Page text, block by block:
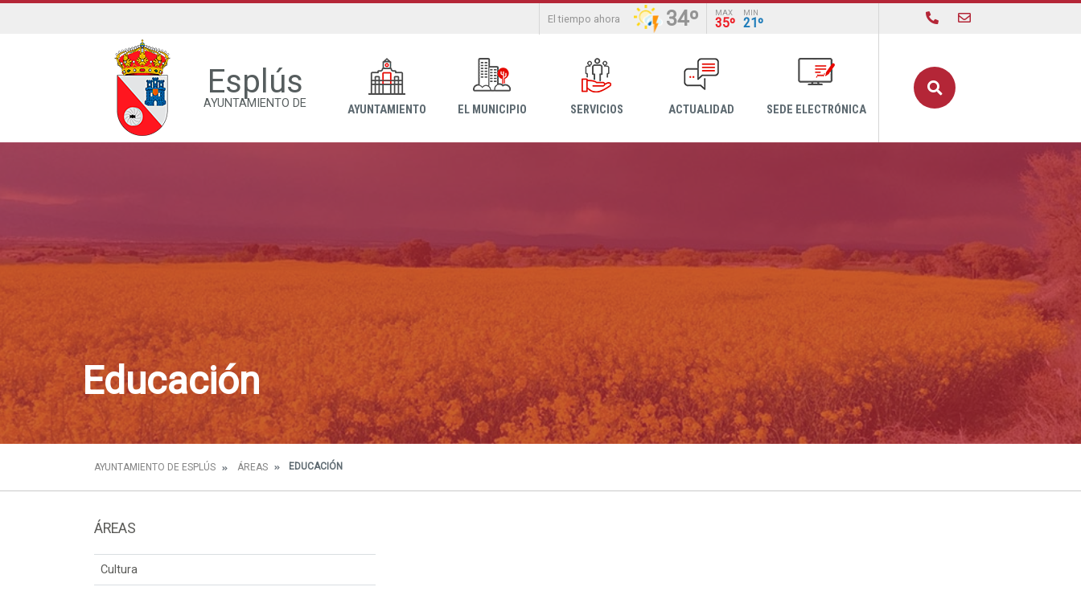
El tiempo ahora 34º MAX
35º
MIN
21º
Esplús
AYUNTAMIENTO DE AYUNTAMIENTO EL MUNICIPIO SERVICIOS ACTUALIDAD SEDE ELECTRÓNICA
Educación
AYUNTAMIENTO DE ESPLÚS ÁREAS EDUCACIÓN
ÁREAS
Cultura